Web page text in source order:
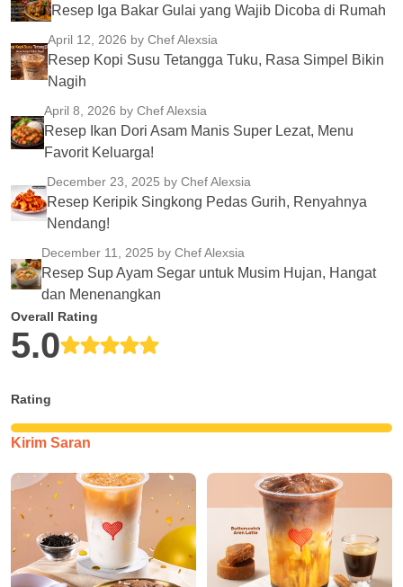
Resep Iga Bakar Gulai yang Wajib Dicoba di Rumah
April 12, 2026 by Chef Alexsia
Resep Kopi Susu Tetangga Tuku, Rasa Simpel Bikin
Nagih
April 8, 2026 by Chef Alexsia
Resep Ikan Dori Asam Manis Super Lezat, Menu
Favorit Keluarga!
December 23, 2025 by Chef Alexsia
Resep Keripik Singkong Pedas Gurih, Renyahnya
Nendang!
December 11, 2025 by Chef Alexsia
Resep Sup Ayam Segar untuk Musim Hujan, Hangat
dan Menenangkan
Overall Rating
5.0
Rating
Kirim Saran